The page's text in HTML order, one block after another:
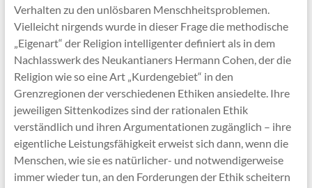
Verhalten zu den unlösbaren Menschheitsproblemen.
Vielleicht nirgends wurde in dieser Frage die methodische
„Eigenart“ der Religion intelligenter definiert als in dem
Nachlasswerk des Neukantianers Hermann Cohen, der die
Religion wie so eine Art „Kurdengebiet“ in den
Grenzregionen der verschiedenen Ethiken ansiedelte. Ihre
jeweiligen Sittenkodizes sind der rationalen Ethik
verständlich und ihren Argumentationen zugänglich – ihre
eigentliche Leistungsfähigkeit erweist sich dann, wenn die
Menschen, wie sie es natürlicher- und notwendigerweise
immer wieder tun, an den Forderungen der Ethik scheitern